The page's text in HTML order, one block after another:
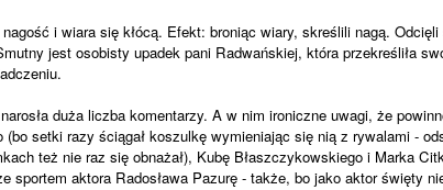
nagość i wiara się kłócą. Efekt: broniąc wiary, skreślili nagą.
jest osobisty upadek pani Radwańskiej, która przekreśliła
duża liczba komentarzy. A w nim ironiczne uwagi, że
(bo setki razy ściągał koszulkę wymieniając się nią z rywalami -
też nie raz się obnażał), Kubę Błaszczykowskiego i Marka
sportem aktora Radosława Pazurę - także, bo jako aktor święty